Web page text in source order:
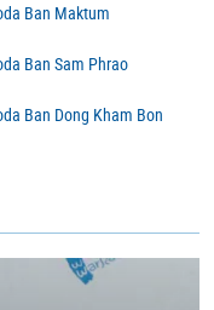
Ban Maktum
Ban Sam Phrao
Ban Dong Kham Bon